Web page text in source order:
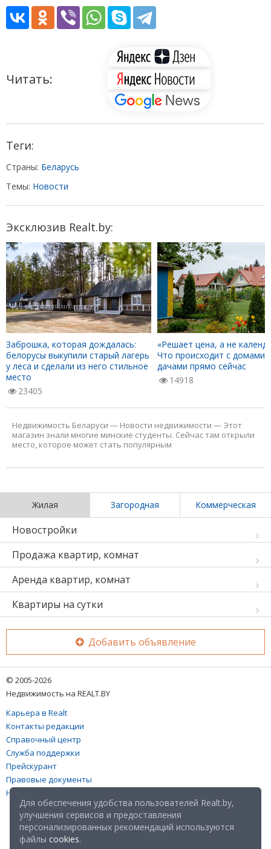
Читать:
Теги:
Страны: Беларусь
Темы: Новости
Эксклюзив Realt.by:
Заброшка, которая дождалась:
белорусы выкупили старый лагерь
у леса и сделали из него стильное
место
23405
«Решает цена, а не
Что происходит с домами
дачами прямо сейчас
14918
Недвижимость Беларуси — Новости недвижимости — Этот
магазин знали многие минские студенты. Сейчас там открыли
место, которое может стать популярным
Жилая Загородная Коммерческая
Новостройки
Продажа квартир, комнат
Аренда квартир, комнат
Квартиры на сутки
Добавить объявление
© 2005-2026
Недвижимость на REALT.BY
Карьера в Realt
Контакты редакции
Справочный центр
Служба поддержки
Прейскурант
Правовые документы
Настройка файлов cookies
Для обеспечения удобства пользователей Realt.by,
улучшения сервисов и предоставления
персонализированных рекомендаций используются
файлы cookies.